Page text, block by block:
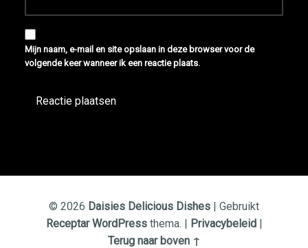
Mijn naam, e-mail en site opslaan in deze browser voor de
volgende keer wanneer ik een reactie plaats.
© 2026 Daisies Delicious Dishes
Gebruikt
Receptar WordPressthema. Privacybeleid
Terug naar boven ↑